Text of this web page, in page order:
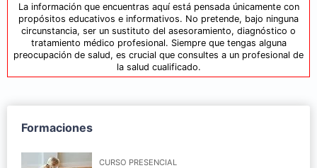
La información que encuentras aquí está pensada únicamente con
propósitos educativos e informativos. No pretende, bajo ninguna
circunstancia, ser un sustituto del asesoramiento, diagnóstico o
tratamiento médico profesional. Siempre que tengas alguna
preocupación de salud, es crucial que consultes a un profesional de
la salud cualificado.
Formaciones
CURSO PRESENCIAL